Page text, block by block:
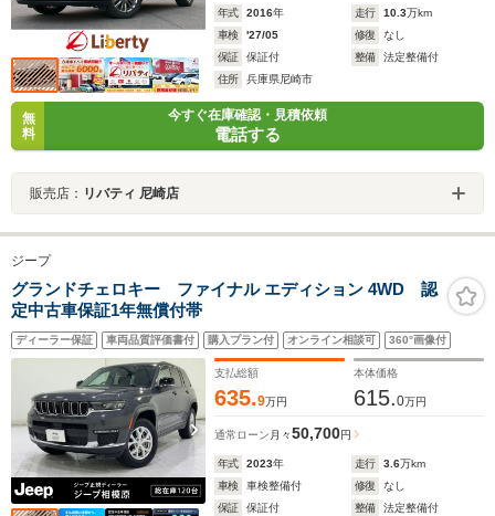
年式 2016年 走行 10.3万km
車検
'27/05 修復
なし
保証
保証付 整備
法定整備付
住所
兵庫県尼崎市
無
料
今すぐ在庫確認・見積依頼
電話する
販売店： リバティ 尼崎店
ジープ
グランドチェロキー ファイナル エディション 4WD 認
定中古車保証1年無償付帯
ディーラー保証 車両品質評価書付 購入プラン付 オンライン相談可 360°画像付
支払総額
635.9万円
本体価格
615.0万円
通常ローン 月々50,700円
年式 2023年 走行 3.6万km
車検
車検整備付 修復
なし
保証
保証付 整備
法定整備付